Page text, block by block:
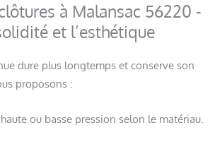
à Malansac 56220 -
et l’esthétique
dure plus longtemps et conserve son
proposons :
ou basse pression selon le matériau.